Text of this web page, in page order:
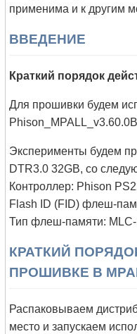
применима и к другим
ВВЕДЕНИЕ
Краткий порядок
Для прошивки будем
Эксперименты будем
DTR3.0 32GB, со
Контроллер: Phison
Flash ID (FID) флеш-
Тип флеш-памяти:
КРАТКИЙ
ПРОШИВКЕ В
Распаковываем
место и запускаем